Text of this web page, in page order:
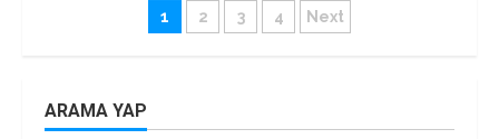
Yazı
1 2 3 4 Next
ARAMA YAP